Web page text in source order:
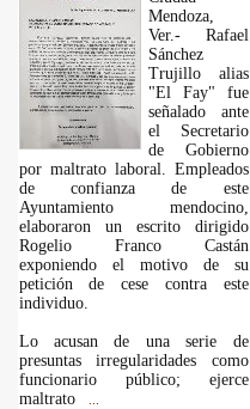
Mendoza,
Ver.- Rafael
Sánchez
Trujillo alias
"El Fay" fue
señalado ante
el Secretario
de Gobierno
por maltrato laboral. Empleados
de confianza de este
Ayuntamiento mendocino,
elaboraron un escrito dirigido
Rogelio Franco Castán
exponiendo el motivo de su
petición de cese contra este
individuo.
Lo acusan de una serie de
presuntas irregularidades como
funcionario público; ejerce
maltrato